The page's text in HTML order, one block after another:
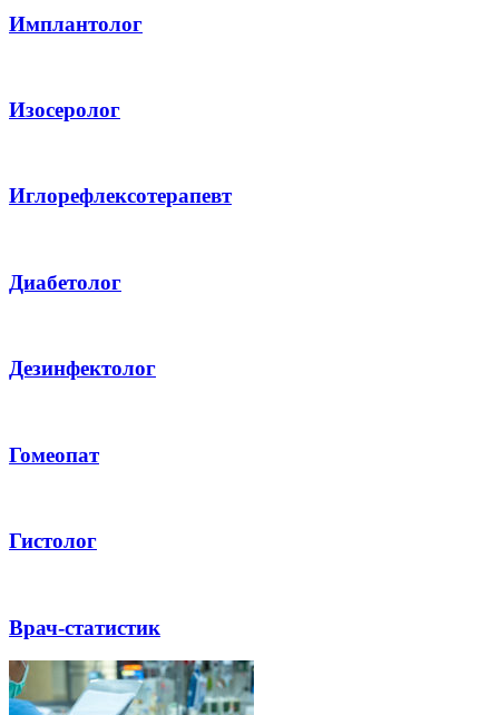
Имплантолог
Изосеролог
Иглорефлексотерапевт
Диабетолог
Дезинфектолог
Гомеопат
Гистолог
Врач-статистик